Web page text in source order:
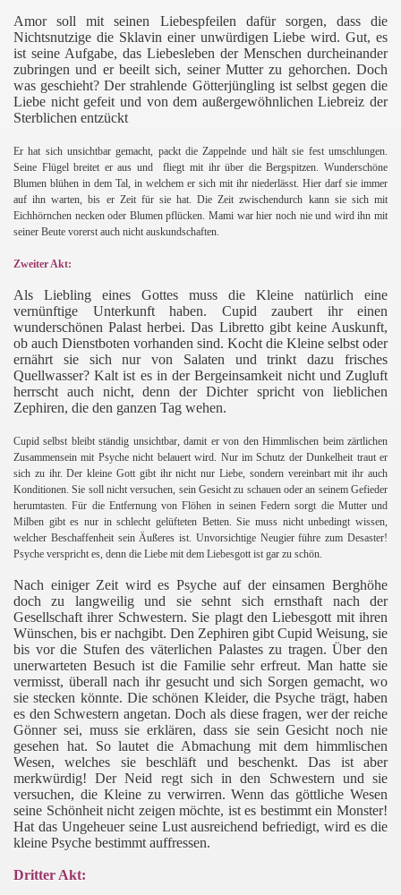
Amor soll mit seinen Liebespfeilen dafür sorgen, dass die
Nichtsnutzige die Sklavin einer unwürdigen Liebe wird. Gut, es
ist seine Aufgabe, das Liebesleben der Menschen durcheinander
zubringen und er beeilt sich, seiner Mutter zu gehorchen. Doch
was geschieht? Der strahlende Götterjüngling ist selbst gegen die
Liebe nicht gefeit und von dem außergewöhnlichen Liebreiz der
Sterblichen entzückt
Er hat sich unsichtbar gemacht, packt die Zappelnde und hält sie fest umschlungen.
Seine Flügel breitet er aus und
fliegt mit ihr über die Bergspitzen. Wunderschöne
Blumen blühen in dem Tal, in welchem er sich mit ihr niederlässt. Hier darf sie immer
auf ihn warten, bis er Zeit für sie hat. Die Zeit zwischendurch kann sie sich mit
Eichhörnchen necken oder Blumen pflücken. Mami war hier noch nie und wird ihn mit
seiner Beute vorerst auch nicht auskundschaften.
Zweiter Akt:
Als Liebling eines Gottes muss die Kleine natürlich eine
vernünftige Unterkunft haben. Cupid zaubert ihr einen
wunderschönen Palast herbei. Das Libretto gibt keine Auskunft,
ob auch Dienstboten vorhanden sind. Kocht die Kleine selbst oder
ernährt sie sich nur von Salaten und trinkt dazu frisches
Quellwasser? Kalt ist es in der Bergeinsamkeit nicht und Zugluft
herrscht auch nicht, denn der Dichter spricht von lieblichen
Zephiren, die den ganzen Tag wehen.
Cupid selbst bleibt ständig unsichtbar, damit er von den Himmlischen beim zärtlichen
Zusammensein mit Psyche nicht belauert wird. Nur im Schutz der Dunkelheit traut er
sich zu ihr. Der kleine Gott gibt ihr nicht nur Liebe, sondern vereinbart mit ihr auch
Konditionen. Sie soll nicht versuchen, sein Gesicht zu schauen oder an seinem Gefieder
herumtasten. Für die Entfernung von Flöhen in seinen Federn sorgt die Mutter und
Milben gibt es nur in schlecht gelüfteten Betten. Sie muss nicht unbedingt wissen,
welcher Beschaffenheit sein Äußeres ist. Unvorsichtige Neugier führe zum Desaster!
Psyche verspricht es, denn die Liebe mit dem Liebesgott ist gar zu schön.
Nach einiger Zeit wird es Psyche auf der einsamen Berghöhe
doch zu langweilig und sie sehnt sich ernsthaft nach der
Gesellschaft ihrer Schwestern. Sie plagt den Liebesgott mit ihren
Wünschen, bis er nachgibt. Den Zephiren gibt Cupid Weisung, sie
bis vor die Stufen des väterlichen Palastes zu tragen. Über den
unerwarteten Besuch ist die Familie sehr erfreut. Man hatte sie
vermisst, überall nach ihr gesucht und sich Sorgen gemacht, wo
sie stecken könnte. Die schönen Kleider, die Psyche trägt, haben
es den Schwestern angetan. Doch als diese fragen, wer der reiche
Gönner sei, muss sie erklären, dass sie sein Gesicht noch nie
gesehen hat. So lautet die Abmachung mit dem himmlischen
Wesen, welches sie beschläft und beschenkt. Das ist aber
merkwürdig! Der Neid regt sich in den Schwestern und sie
versuchen, die Kleine zu verwirren. Wenn das göttliche Wesen
seine Schönheit nicht zeigen möchte, ist es bestimmt ein Monster!
Hat das Ungeheuer seine Lust ausreichend befriedigt, wird es die
kleine Psyche bestimmt auffressen.
Dritter Akt: